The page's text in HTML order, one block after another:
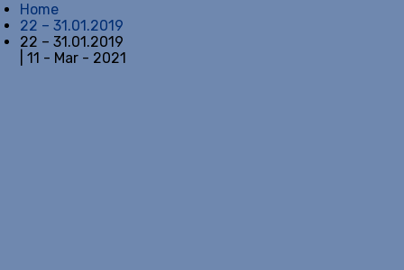
Home
22 – 31.01.2019
22 – 31.01.2019
| 11 - Mar - 2021